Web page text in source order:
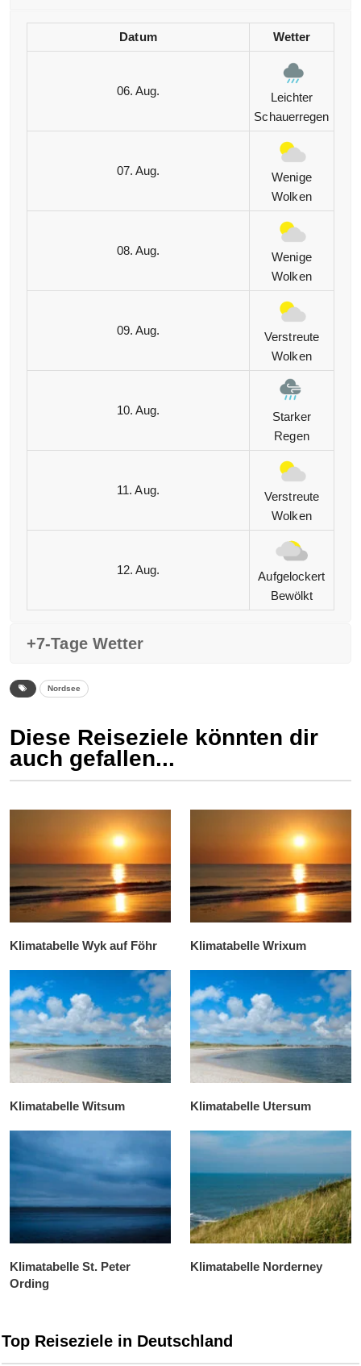
Datum Wetter
06. Aug.
Leichter
Schauerregen
07. Aug.
Wenige
Wolken
08. Aug.
Wenige
Wolken
09. Aug.
Verstreute
Wolken
10. Aug.
Starker
Regen
11. Aug.
Verstreute
Wolken
12. Aug.
Aufgelockert
Bewölkt
+7-Tage Wetter
Nordsee
Diese Reiseziele könnten dir
auch gefallen...
Klimatabelle Wyk auf Föhr Klimatabelle Wrixum
Klimatabelle Witsum Klimatabelle Utersum
Klimatabelle St. Peter
Ording
Klimatabelle Norderney
Top Reiseziele in Deutschland